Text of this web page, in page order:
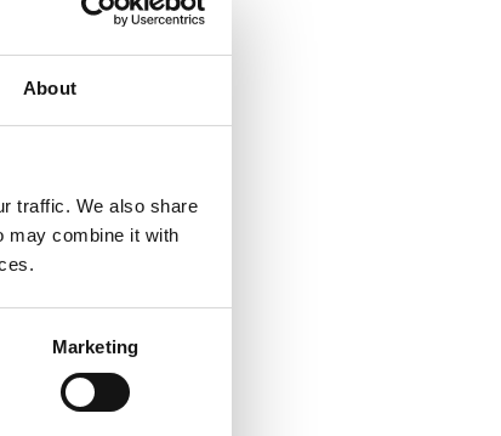
About
traffic. We also share
may combine it with
Marketing